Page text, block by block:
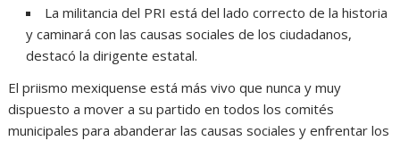
La militancia del PRI está del lado correcto de la historia
y caminará con las causas sociales de los ciudadanos,
destacó la dirigente estatal.
El priismo mexiquense está más vivo que nunca y muy
dispuesto a mover a su partido en todos los comités
municipales para abanderar las causas sociales y enfrentar los